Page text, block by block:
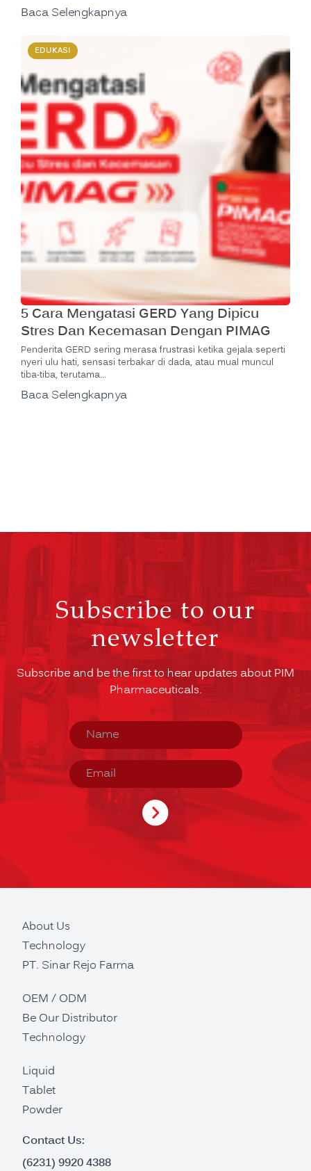
Baca Selengkapnya
EDUKASI
5 Cara Mengatasi GERD Yang Dipicu
Stres Dan Kecemasan Dengan PIMAG
Penderita GERD sering merasa frustrasi ketika gejala seperti
nyeri ulu hati, sensasi terbakar di dada, atau mual muncul
tiba-tiba, terutama…
Baca Selengkapnya
Subscribe to our
newsletter
Subscribe and be the first to hear updates about PIM
Pharmaceuticals.
About Us
Technology
PT. Sinar Rejo Farma
OEM / ODM
Be Our Distributor
Technology
Liquid
Tablet
Powder
Contact Us:
(6231) 9920 4388